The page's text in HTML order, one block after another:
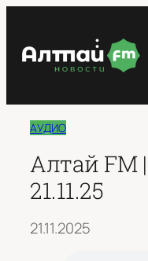
содержимому
АУДИО
Алтай FM
21.11.25
21.11.2025